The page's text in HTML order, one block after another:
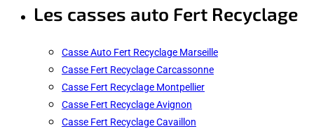
Les casses auto Fert Recyclage
Casse Auto Fert Recyclage Marseille
Casse Fert Recyclage Carcassonne
Casse Fert Recyclage Montpellier
Casse Fert Recyclage Avignon
Casse Fert Recyclage Cavaillon